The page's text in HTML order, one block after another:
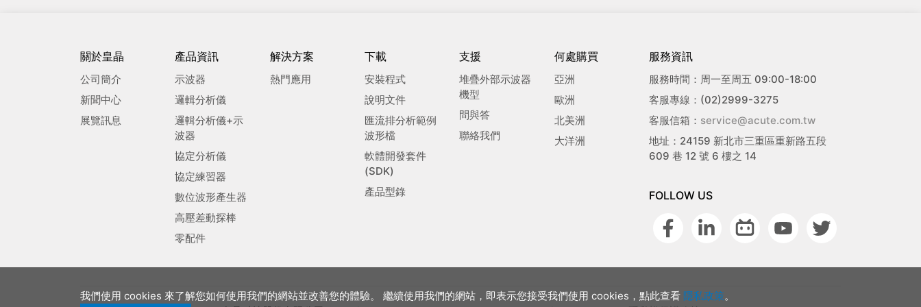
關於皇晶
公司簡介
新聞中心
展覽訊息
產品資訊
示波器
邏輯分析儀
邏輯分析儀+示
波器
協定分析儀
協定練習器
數位波形產生器
高壓差動探棒
零配件
解決方案
熱門應用
下載
安裝程式
說明文件
匯流排分析範例
波形檔
軟體開發套件
(SDK)
產品型錄
支援
堆疊外部示波器
機型
問與答
聯絡我們
何處購買
亞洲
歐洲
北美洲
大洋洲
服務資訊
服務時間：周一至周五 09:00-18:00
客服專線：(02)2999-3275
客服信箱： service@acute.com.tw
地址：24159 新北市三重區重新路五段
609 巷 12 號 6 樓之 14
FOLLOW US
我們使用 cookies 來了解您如何使用我們的網站並改善您的體驗。 繼續使用我們的網站，即表示您接受我們使用 cookies，點此查看 隱私政策。